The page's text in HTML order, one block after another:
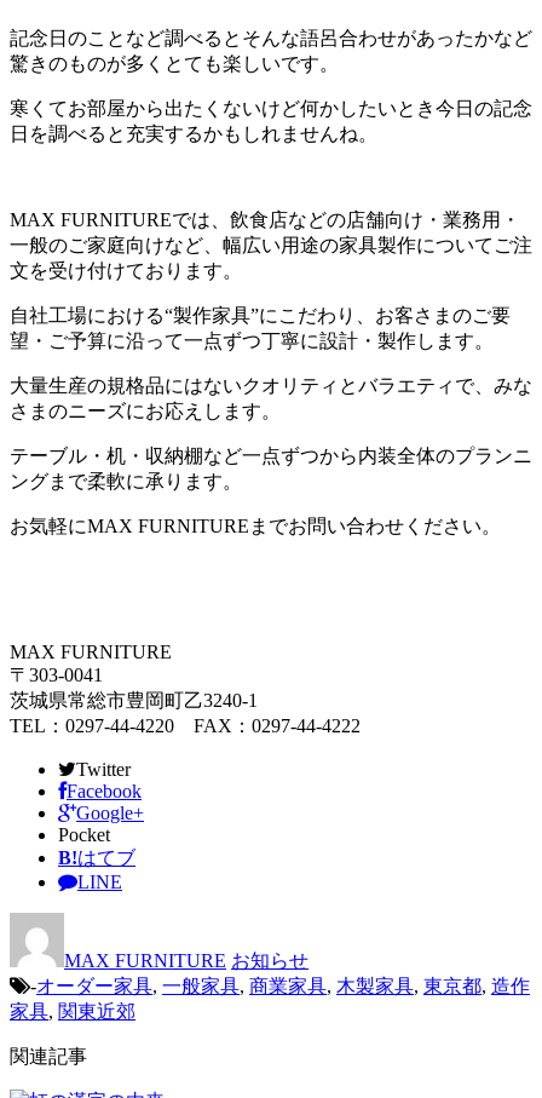
記念日のことなど調べるとそんな語呂合わせがあったかなど
驚きのものが多くとても楽しいです。
寒くてお部屋から出たくないけど何かしたいとき今日の記念
日を調べると充実するかもしれませんね。
MAX FURNITUREでは、飲食店などの店舗向け・業務用・
一般のご家庭向けなど、幅広い用途の家具製作についてご注
文を受け付けております。
自社工場における“製作家具”にこだわり、お客さまのご要
望・ご予算に沿って一点ずつ丁寧に設計・製作します。
大量生産の規格品にはないクオリティとバラエティで、みな
さまのニーズにお応えします。
テーブル・机・収納棚など一点ずつから内装全体のプランニ
ングまで柔軟に承ります。
お気軽にMAX FURNITUREまでお問い合わせください。
MAX FURNITURE
〒303-0041
茨城県常総市豊岡町乙3240-1
TEL：0297-44-4220 FAX：0297-44-4222
Twitter
Facebook
Google+
Pocket
B!はてブ
LINE
MAX FURNITURE お知らせ
-オーダー家具, 一般家具, 商業家具, 木製家具, 東京都, 造作
家具, 関東近郊
関連記事